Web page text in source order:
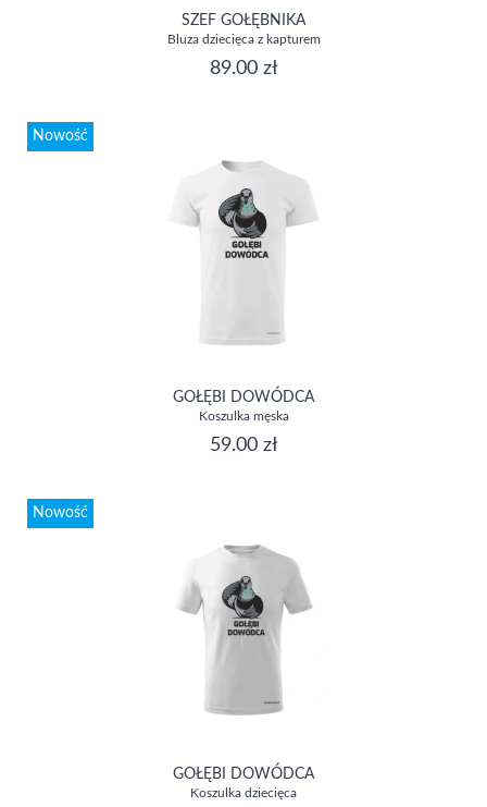
SZEF GOŁĘBNIKA
Bluza dziecięca z kapturem
89.00 zł
Nowość
GOŁĘBI DOWÓDCA
Koszulka męska
59.00 zł
Nowość
GOŁĘBI DOWÓDCA
Koszulka dziecięca